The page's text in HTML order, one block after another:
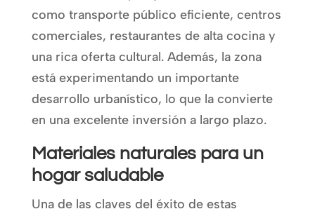
como transporte público eficiente, centros
comerciales, restaurantes de alta cocina y
una rica oferta cultural. Además, la zona
está experimentando un importante
desarrollo urbanístico, lo que la convierte
en una excelente inversión a largo plazo.
Materiales naturales para un
hogar saludable
Una de las claves del éxito de estas